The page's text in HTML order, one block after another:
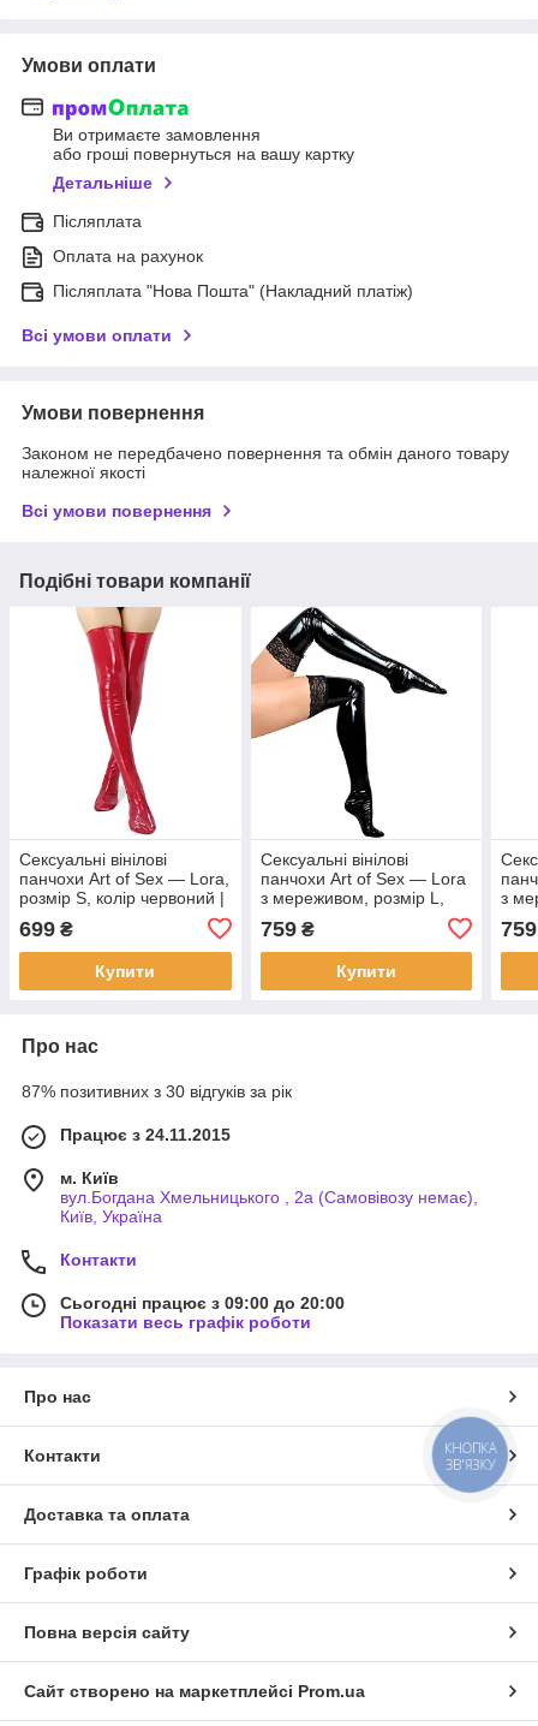
Умови оплати
Ви отримаєте замовлення
або гроші повернуться на вашу картку
Детальніше
Післяплата
Оплата на рахунок
Післяплата "Нова Пошта" (Накладний платіж)
Всі умови оплати
Умови повернення
Законом не передбачено повернення та обмін даного товару
належної якості
Всі умови повернення
Подібні товари компанії
Сексуальні вінілові
панчохи Art of Sex — Lora,
розмір S, колір червоний |
699 ₴
Купити
Сексуальні вінілові
панчохи Art of Sex — Lora
з мереживом, розмір L,
759₴
Купити
з
759
Про нас
87% позитивних з 30 відгуків за рік
Працює з 24.11.2015
м. Київ
вул.Богдана Хмельницького , 2а (Самовівозу немає),
Київ, Україна
Контакти
Сьогодні працює з 09:00 до 20:00
Показати весь графік роботи
Про нас
Контакти
Доставка та оплата
Графік роботи
Повна версія сайту
Сайт створено на маркетплейсі Prom.ua
КНОПКА
ЗВ'ЯЗКУ